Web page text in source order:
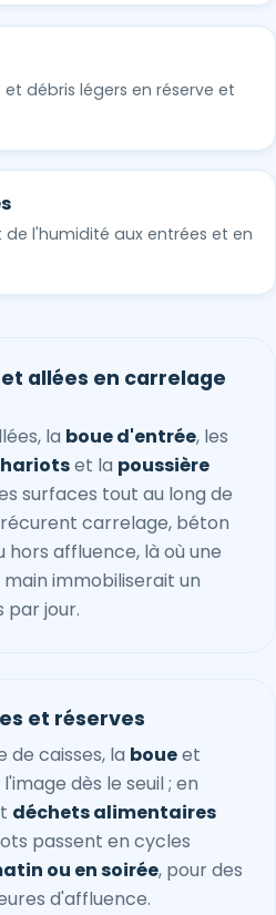
débris légers en réserve et
l'humidité aux entrées et en
allées en carrelage
la boue d'entrée, les
et la poussière
surfaces tout au long de
carrelage, béton
affluence, là où une
immobiliserait un
par jour.
et réserves
de caisses, la boueet
dès le seuil ; en
déchets alimentaires
passent en cycles
ou en soirée, pour des
d'affluence.